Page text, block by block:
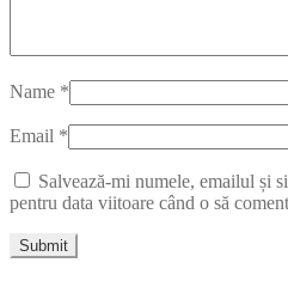
Name *
Email *
Salvează-mi numele, emailul și
pentru data viitoare când o să